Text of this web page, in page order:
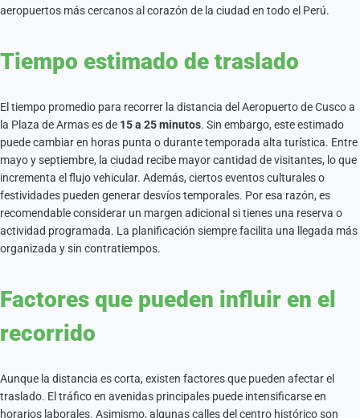
aeropuertos más cercanos al corazón de la ciudad en todo el Perú.
Tiempo estimado de traslado
El tiempo promedio para recorrer la distancia del Aeropuerto de Cusco a
la Plaza de Armas es de 15 a 25 minutos. Sin embargo, este estimado
puede cambiar en horas punta o durante temporada alta turística. Entre
mayo y septiembre, la ciudad recibe mayor cantidad de visitantes, lo que
incrementa el flujo vehicular. Además, ciertos eventos culturales o
festividades pueden generar desvíos temporales. Por esa razón, es
recomendable considerar un margen adicional si tienes una reserva o
actividad programada. La planificación siempre facilita una llegada más
organizada y sin contratiempos.
Factores que pueden influir en el
recorrido
Aunque la distancia es corta, existen factores que pueden afectar el
traslado. El tráfico en avenidas principales puede intensificarse en
horarios laborales. Asimismo, algunas calles del centro histórico son